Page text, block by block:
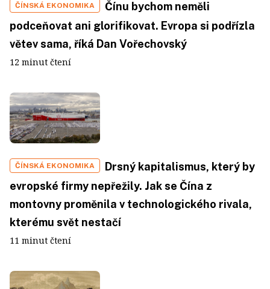
ČÍNSKÁ EKONOMIKA
Čínu bychom neměli
podceňovat ani glorifikovat. Evropa si podřízla
větev sama, říká Dan Vořechovský
12 minut čtení
ČÍNSKÁ EKONOMIKA
Drsný kapitalismus, který by
evropské firmy nepřežily. Jak se Čína z
montovny proměnila v technologického rivala,
kterému svět nestačí
11 minut čtení